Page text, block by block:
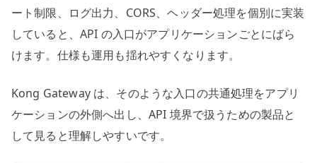
ート制限、ログ出力、CORS、ヘッダー処理を個別に実装
していると、API の入口がアプリケーションごとにばら
けます。仕様も運用も揺れやすくなります。
Kong Gateway は、そのような入口の共通処理をアプリ
ケーションの外側へ出し、API 境界で扱うための製品と
して見ると理解しやすいです。